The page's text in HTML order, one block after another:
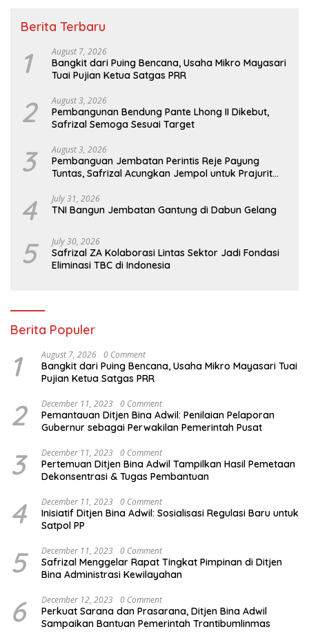
Berita Terbaru
1 August 7, 2026
Bangkit dari Puing Bencana, Usaha Mikro Mayasari
Tuai Pujian Ketua Satgas PRR
2 August 3, 2026
Pembangunan Bendung Pante Lhong II Dikebut,
Safrizal Semoga Sesuai Target
3 August 3, 2026
Pembanguan Jembatan Perintis Reje Payung
Tuntas, Safrizal Acungkan Jempol untuk Prajurit
4 July 31, 2026
TNI Bangun Jembatan Gantung di Dabun Gelang
5 July 30, 2026
Safrizal ZA Kolaborasi Lintas Sektor Jadi Fondasi
Eliminasi TBC di Indonesia
Berita Populer
1 August 7, 2026 0 Comment
Bangkit dari Puing Bencana, Usaha Mikro Mayasari Tuai
Pujian Ketua Satgas PRR
2 December 11, 2023 0 Comment
Pemantauan Ditjen Bina Adwil: Penilaian Pelaporan
Gubernur sebagai Perwakilan Pemerintah Pusat
3 December 11, 2023 0 Comment
Pertemuan Ditjen Bina Adwil Tampilkan Hasil Pemetaan
Dekonsentrasi & Tugas Pembantuan
4 December 11, 2023 0 Comment
Inisiatif Ditjen Bina Adwil: Sosialisasi Regulasi Baru untuk
Satpol PP
5 December 11, 2023 0 Comment
Safrizal Menggelar Rapat Tingkat Pimpinan di Ditjen
Bina Administrasi Kewilayahan
6 December 12, 2023 0 Comment
Perkuat Sarana dan Prasarana, Ditjen Bina Adwil
Sampaikan Bantuan Pemerintah Trantibumlinmas